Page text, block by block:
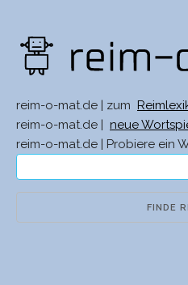
reim-o-mat.de | zum
reim-o-mat.de |
neue
reim-o-mat.de | Probiere ein